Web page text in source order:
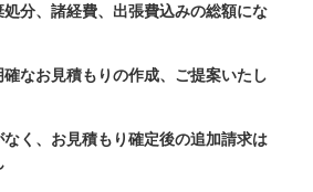
分、諸経費、出張費込みの総額にな
なお見積もりの作成、ご提案いたし
く、お見積もり確定後の追加請求は